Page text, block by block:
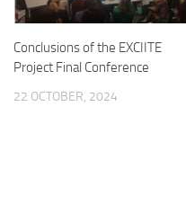
Conclusions of the EXCIITE
Project Final Conference
22 OCTOBER, 2024